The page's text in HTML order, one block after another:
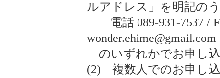
ルアドレス」を明記の
電話 089-931-7537 /
wonder.ehime@gmail.com
のいずれかでお申し
(2) 複数人でのお申し